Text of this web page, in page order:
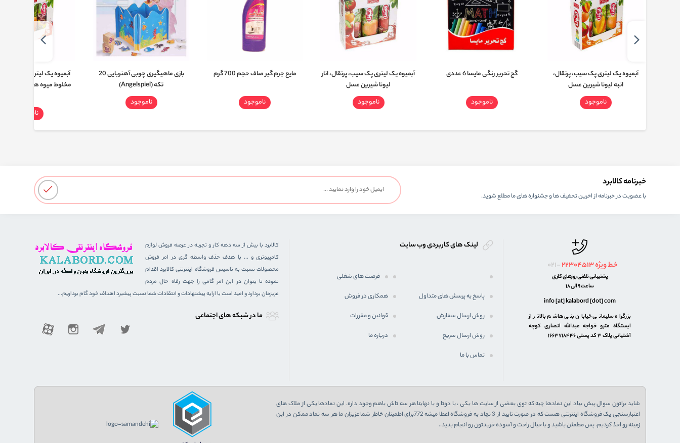
آبمیوه یک لیتری پک سیب، پرتقال،
انبه لیونا شیرین عسل
ناموجود
گچ تحریر رنگی مایسا 6 عددی
ناموجود
آبمیوه یک لیتری پک سیب، پرتقال، انار
لیونا شیرین عسل
ناموجود
مایع جرم گیر صاف حجم 700 گرم
ناموجود
بازی ماهیگیری چوبی آهنربایی 20
تکه (Angelspiel)
ناموجود
آبمیوه یک لیتری پک سیب،
مخلوط میوه های قرمز
ناموجود
خبرنامه کالابرد
با عضویت در خبرنامه از اخرین تحفیف ها و جشنواره های ما مطلع شوید.
021- خط ویژه22304513
پشتیبانی تلفنی روزهای کاری
ساعت 9 الی 18
info [at] kalabord [dot] com
بزرگراه سلیمانی خیابان بنی هاشم بالاتر از
ایستگاه مترو خواجه عبدالله انصاری کوچه
آشتیانی پلاک ۳ کد پستی ۱۶۶۳۷۱۸۴۴۶
لینک های کاربردی وب سایت
فرصت های شغلی
پاسخ به پرسش های متداول
همکاری در فروش
روش ارسال سفارش
قوانین و مقررات
روش ارسال سریع
درباره ما
تماس با ما
کالابرد با بیش از سه دهه کار و تجربه در عرصه فروش لوازم
کامپیوتری و ... با هدف حذف واسطه گری در امر فروش
محصولات نسبت به تاسیس فروشگاه اینترنتی کالابرد اقدام
نموده تا بتوان در این امر گامی را جهت رفاه حال مردم
عزیزمان بردارد و امید است با ارایه پیشنهادات و انتقادات شما نسبت پیشبرد اهداف خود گام برداریم...
ما در شبكه های اجتماعی
شاید براتون سوال پیش بیاد این نمادها چیه که توی بعضی از سایت ها یکی ، یا دوتا و یا نهایتا هر سه تاش باهم وجود داره. این نمادها یکی از ملاک های
اعتبارسنجی یک فروشگاه اینترنتی هست که در صورت تایید از 3 نهاد به فروشگاه اعطا میشه 772برای اطمینان خاطر شما عزیزان ما هر سه نماد ممکن در این
زمینه رو اخذ کردیم. پس مطمئن باشید و با خیال راحت و آسوده خریدتون رو انجام بدید..